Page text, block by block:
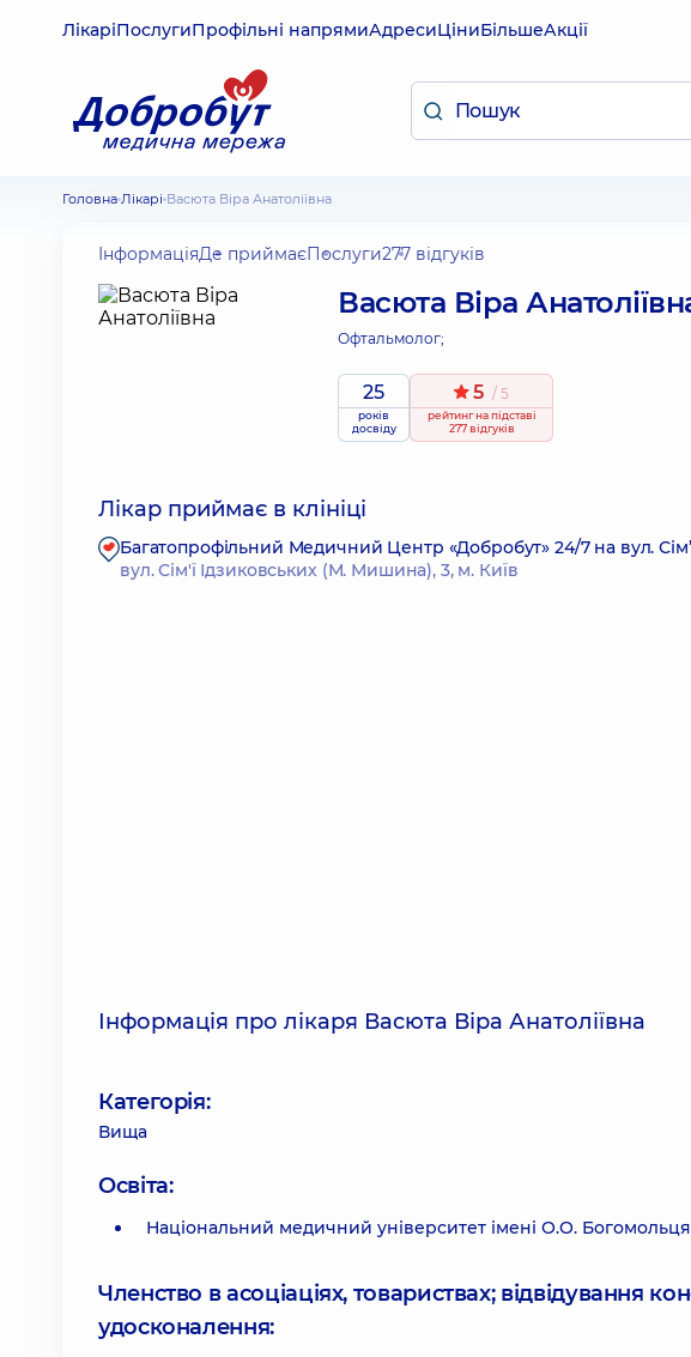
ЛікаріПослугиПрофільні напрямиАдресиЦіниБільшеАкції
Головна Лікарі Васюта Віра Анатоліївна
ІнформаціяДе приймаєПослуги277 відгуків
Васюта Віра
Офтальмолог;
25
років
досвіду
5 / 5
рейтингна підставі
277 відгуків
Лікар приймає в клініці
Багатопрофільний Медичний Центр «Добробут» 24/7 на вул.
вул. Сім'ї Ідзиковських (М. Мишина), 3, м. Київ
Інформація про лікаря Васюта Віра Анатоліївна
Категорія:
Вища
Освіта:
Національний медичний університет імені О.О. Богомольця
Членство в асоціаціях, товариствах; відвідування
удосконалення: